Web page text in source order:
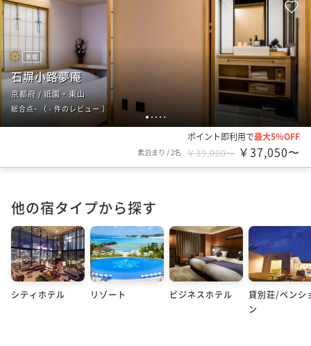
1 2 3 4 5
旅館
石塀小路夢庵
京都府 / 祇園・東山
総合点- （ - 件のレビュー ）
ポイント即利用で最大5％OFF
素泊まり /2名 ￥39,000〜 ￥37,050〜
他の宿タイプから探す
シティホテル リゾート ビジネスホテル
貸別荘/ペンシ
ン